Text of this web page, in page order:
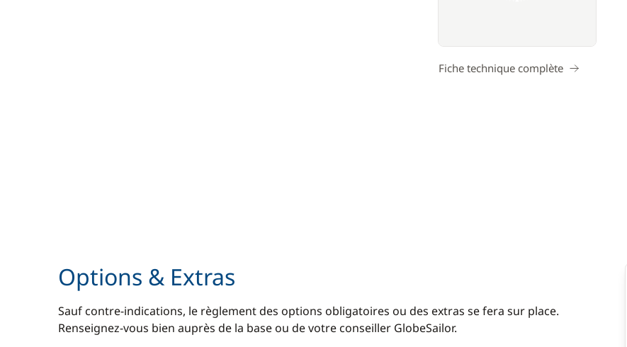
Fiche technique complète
Options & Extras
Sauf contre-indications, le règlement des options obligatoires ou des extras se fera sur place.
Renseignez-vous bien auprès de la base ou de votre conseiller GlobeSailor.